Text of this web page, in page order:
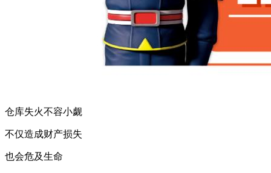
仓库失火不容小觑
不仅造成财产损失
也会危及生命